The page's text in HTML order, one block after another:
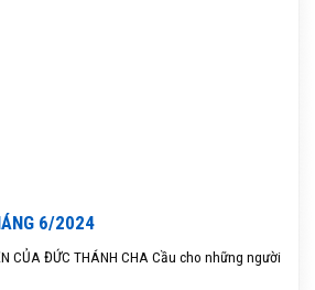
6/2024
CỦA ĐỨC THÁNH CHA Cầu cho những người